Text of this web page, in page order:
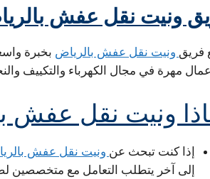
ونيت نقل عفش
فريق ونيت نقل عفش بالرياض بخبرة
مهرة في مجال الكهرباء والتكييف
ونيت نقل عفش
إذا كنت تبحث عن ونيت نقل عفش
إلى آخر يتطلب التعامل مع متخصصين